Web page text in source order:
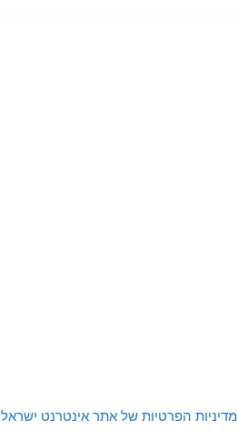
מדיניות הפרטיות של אתר אינטרנט ישראל